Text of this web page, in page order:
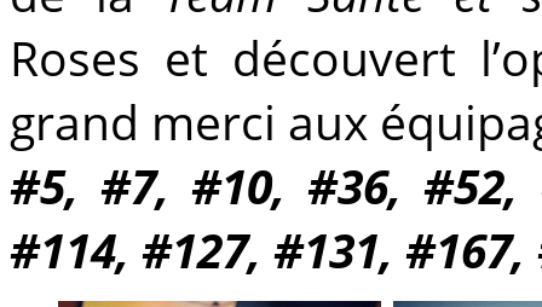
Roses et découvert
grand merci aux
#5, #7, #10, #36, #52,
#114, #127, #131,